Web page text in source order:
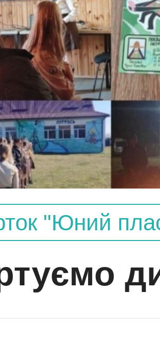
"Юний